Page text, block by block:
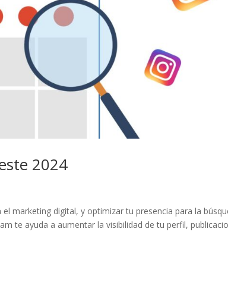
2024
marketing digital, y optimizar tu presencia para la
te ayuda a aumentar la visibilidad de tu perfil,